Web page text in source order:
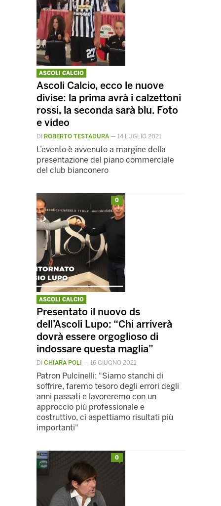
ASCOLI CALCIO
Ascoli Calcio, ecco le nuove
divise: la prima avrà i calzettoni
rossi, la seconda sarà blu. Foto
e video
DI ROBERTO TESTADURA — 14 LUGLIO 2021
L’evento è avvenuto a margine della
presentazione del piano commerciale
del club bianconero
0
ASCOLI CALCIO
Presentato il nuovo ds
dell’Ascoli Lupo: “Chi arriverà
dovrà essere orgoglioso di
indossare questa maglia”
DI CHIARA POLI — 16 GIUGNO 2021
Patron Pulcinelli: "Siamo stanchi di
soffrire, faremo tesoro degli errori degli
anni passati e lavoreremo con un
approccio più professionale e
costruttivo, ci aspettiamo risultati più
importanti"
0